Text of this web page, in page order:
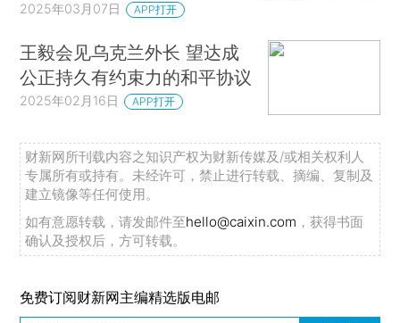
2025年03月07日 APP打开
王毅会见乌克兰外长 望达成
公正持久有约束力的和平协议
2025年02月16日 APP打开
财新网所刊载内容之知识产权为财新传媒及/或相关权利人
专属所有或持有。未经许可，禁止进行转载、摘编、复制及
建立镜像等任何使用。
如有意愿转载，请发邮件至hello@caixin.com ，获得书面
确认及授权后，方可转载。
免费订阅财新网主编精选版电邮